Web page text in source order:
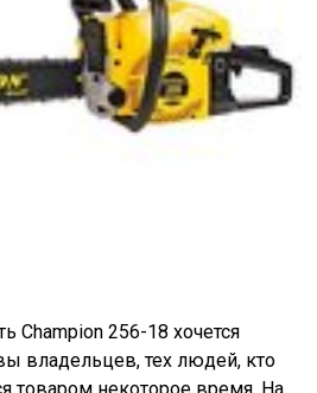
Champion 256-18 хочется
владельцев, тех людей, кто